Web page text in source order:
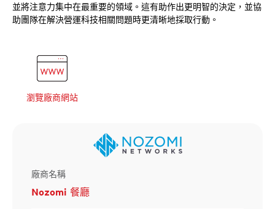
並將注意力集中在最重要的領域。這有助作出更明智的決定，並協
助團隊在解決營運科技相關問題時更清晰地採取行動。
瀏覽廠商網站
廠商名稱
Nozomi 餐廳